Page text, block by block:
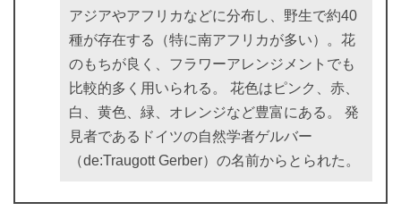
アジアやアフリカなどに分布し、野生で約40
種が存在する（特に南アフリカが多い）。花
のもちが良く、フラワーアレンジメントでも
比較的多く用いられる。 花色はピンク、赤、
白、黄色、緑、オレンジなど豊富にある。 発
見者であるドイツの自然学者ゲルバー
（de:Traugott Gerber）の名前からとられた。